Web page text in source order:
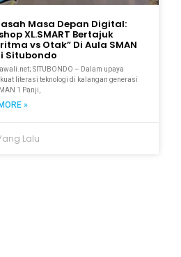
Masa Depan Digital:
XL.SMART Bertajuk
vs Otak” Di Aula SMAN
Situbondo
SITUBONDO – Dalam upaya
literasi teknologi di kalangan generasi
1 Panji,
»
Lalu